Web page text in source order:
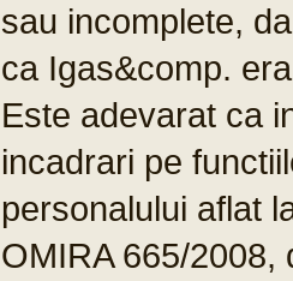
sau incomplete,
ca Igas&comp.
Este adevarat ca
incadrari pe
personalului aflat
OMIRA 665/2008,